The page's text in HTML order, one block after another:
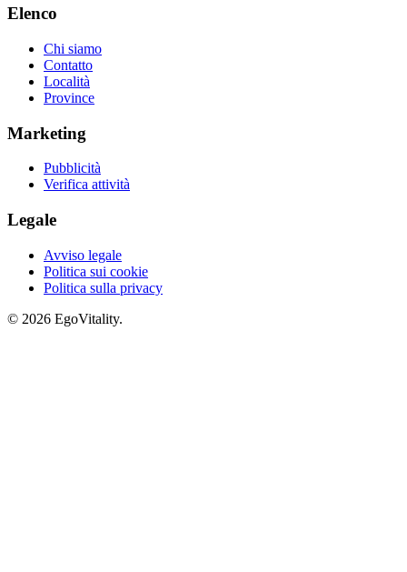
Elenco
Chi siamo
Contatto
Località
Province
Marketing
Pubblicità
Verifica attività
Legale
Avviso legale
Politica sui cookie
Politica sulla privacy
© 2026 EgoVitality.